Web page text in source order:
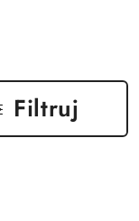
Filtruj